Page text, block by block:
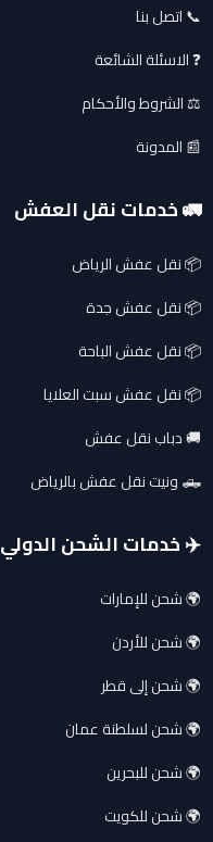
📞 اتصل بنا
❓ الاسئلة الشائعة
⚖️ الشروط والأحكام
📰 المدونة
🚛 خدمات نقل العفش
📦 نقل عفش الرياض
📦 نقل عفش جدة
📦 نقل عفش الباحة
📦 نقل عفش سبت العلايا
🚚 دباب نقل عفش
🛻 ونيت نقل عفش بالرياض
✈️ خدمات الشحن الدولي
🌍 شحن للإمارات
🌍 شحن للأردن
🌍 شحن إلى قطر
🌍 شحن لسلطنة عمان
🌍 شحن للبحرين
🌍 شحن للكويت